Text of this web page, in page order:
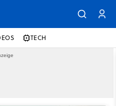
TECH